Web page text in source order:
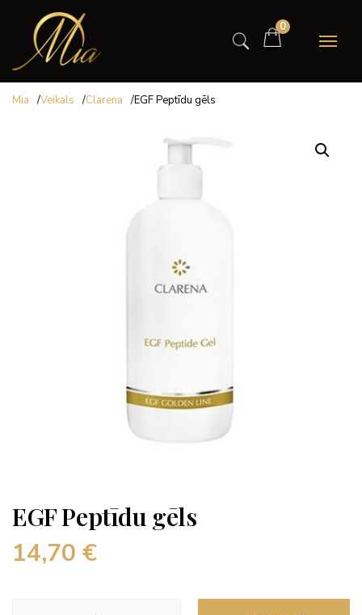
0
Mia /Veikals /Clarena /EGF Peptīdu gēls
EGF Peptīdu gēls
14,70 €